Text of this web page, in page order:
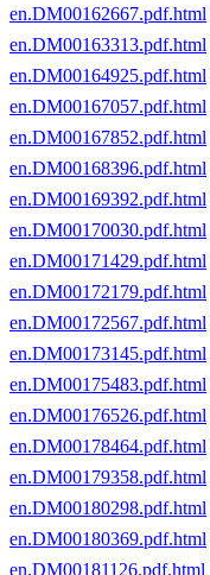
en.DM00162667.pdf.html
en.DM00163313.pdf.html
en.DM00164925.pdf.html
en.DM00167057.pdf.html
en.DM00167852.pdf.html
en.DM00168396.pdf.html
en.DM00169392.pdf.html
en.DM00170030.pdf.html
en.DM00171429.pdf.html
en.DM00172179.pdf.html
en.DM00172567.pdf.html
en.DM00173145.pdf.html
en.DM00175483.pdf.html
en.DM00176526.pdf.html
en.DM00178464.pdf.html
en.DM00179358.pdf.html
en.DM00180298.pdf.html
en.DM00180369.pdf.html
en.DM00181126.pdf.html